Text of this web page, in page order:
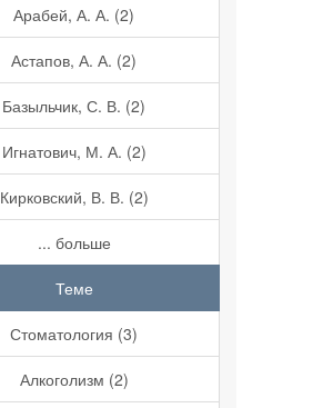
Арабей, А. А. (2)
Астапов, А. А. (2)
Базыльчик, С. В. (2)
Игнатович, М. А. (2)
Кирковский, В. В. (2)
... больше
Теме
Стоматология (3)
Алкоголизм (2)